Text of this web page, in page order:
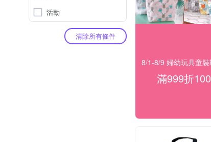
活動
清除所有條件
滿999折100